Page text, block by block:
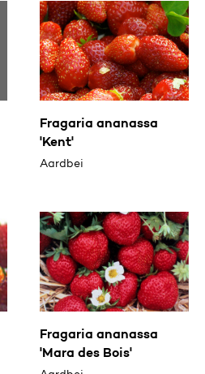
Fragaria ananassa
'Kent'
Aardbei
Fragaria ananassa
'Mara des Bois'